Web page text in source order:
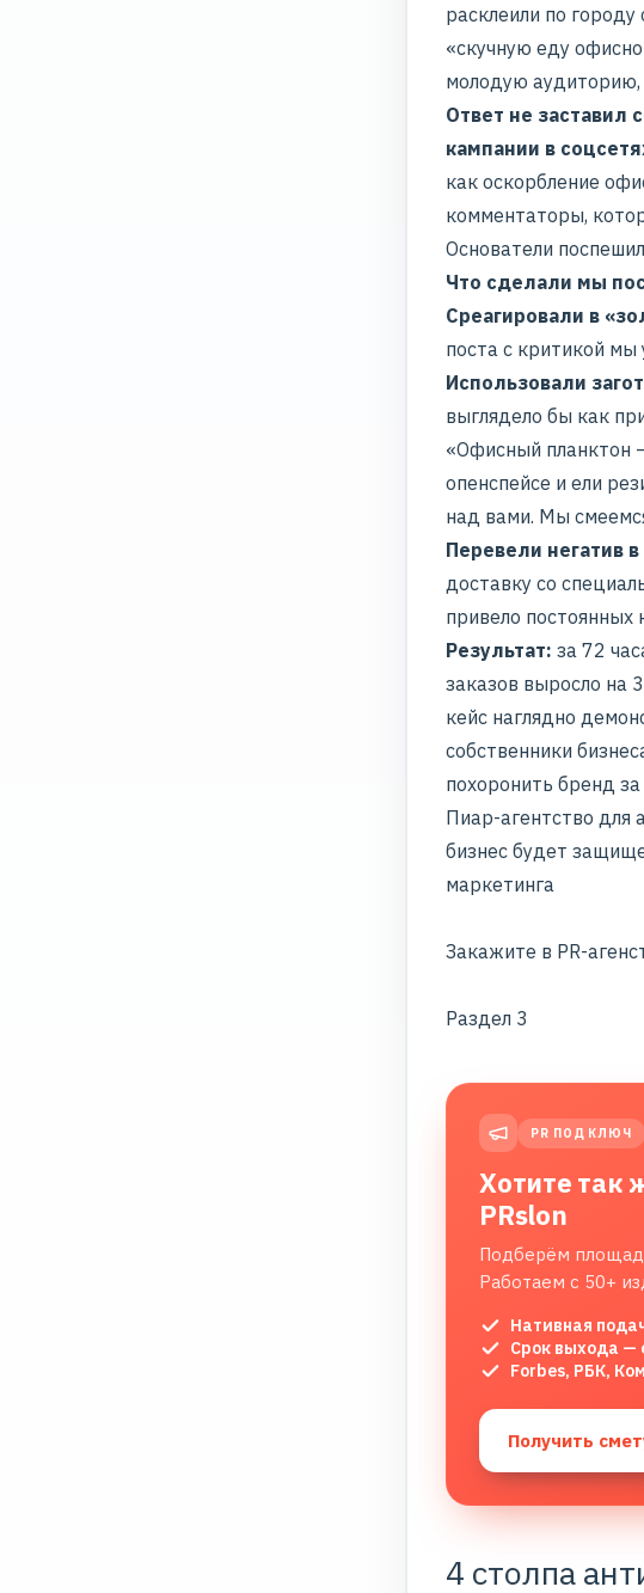
расклеили по
«скучную еду
молодую аудиторию,
Ответ не заставил
кампании в
как оскорбление
комментаторы,
Основатели
Что сделали мы
Среагировали в
поста с критикой мы
Использовали
выглядело бы как
«Офисный планктон
опенспейсе и ели
над вами. Мы
Перевели негатив
доставку со
привело постоянных
Результат: за 72
заказов выросло на
кейс наглядно
собственники
похоронить бренд
Пиар-агентство для
бизнес будет
маркетинга
Закажите в PR-
Раздел 3
PR ПОД КЛЮЧ
Хотите так
PRslon
Подберём
Работаем с 50+
Нативная
Срок выхода —
Forbes, РБК,
Получить
4 столпа